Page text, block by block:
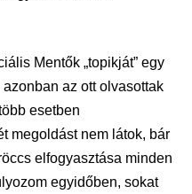
Mentők „topikját” egy
az ott olvasottak
esetben
megoldást nem látok, bár
elfogyasztása minden
egyidőben, sokat